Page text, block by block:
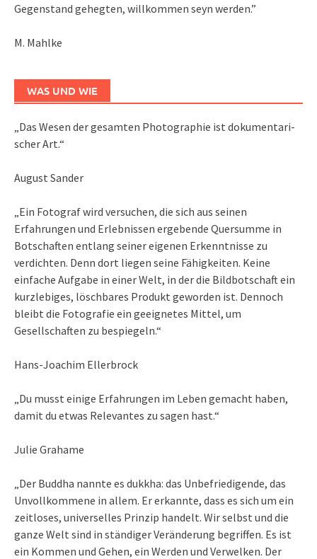
Gegenstand gehegten, willkommen seyn werden.”
M. Mahlke
WAS UND WIE
„Das We­sen der ge­sam­ten Pho­to­gra­phie ist do­ku­men­ta­ri­
scher Art.“
August Sander
„Ein Fotograf wird versuchen, die sich aus seinen
Erfahrungen und Erlebnissen ergebende Quersumme in
Botschaften entlang seiner eigenen Erkenntnisse zu
verdichten. Denn dort liegen seine Fähigkeiten. Keine
einfache Aufgabe in einer Welt, in der die Bildbotschaft ein
kurzlebiges, löschbares Produkt geworden ist. Dennoch
bleibt die Fotografie ein geeignetes Mittel, um
Gesellschaften zu bespiegeln.“
Hans-Joachim Ellerbrock
„Du musst einige Erfahrungen im Leben gemacht haben,
damit du etwas Relevantes zu sagen hast.“
Julie Grahame
„Der Buddha nannte es dukkha: das Unbefriedigende, das
Unvollkommene in allem. Er erkannte, dass es sich um ein
zeitloses, universelles Prinzip handelt. Wir selbst und die
ganze Welt sind in ständiger Veränderung begriffen. Es ist
ein Kommen und Gehen, ein Werden und Verwelken. Der